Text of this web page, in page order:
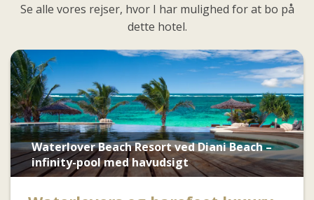
Se alle vores rejser, hvor I har mulighed for at bo på
dette hotel.
Waterlover Beach Resort ved Diani Beach –
infinity-pool med havudsigt